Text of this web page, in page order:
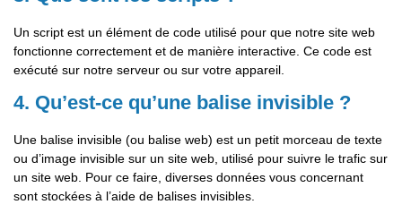
Un script est un élément de code utilisé pour que notre site web
fonctionne correctement et de manière interactive. Ce code est
exécuté sur notre serveur ou sur votre appareil.
4. Qu’est-ce qu’une balise invisible ?
Une balise invisible (ou balise web) est un petit morceau de texte
ou d’image invisible sur un site web, utilisé pour suivre le trafic sur
un site web. Pour ce faire, diverses données vous concernant
sont stockées à l’aide de balises invisibles.